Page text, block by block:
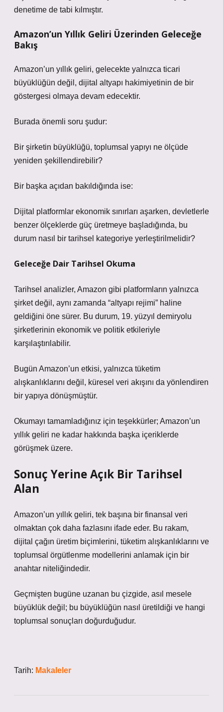
denetime de tabi kılmıştır.
Amazon’un Yıllık Geliri Üzerinden Geleceğe
Bakış
Amazon’un yıllık geliri, gelecekte yalnızca ticari
büyüklüğün değil, dijital altyapı hakimiyetinin de bir
göstergesi olmaya devam edecektir.
Burada önemli soru şudur:
Bir şirketin büyüklüğü, toplumsal yapıyı ne ölçüde
yeniden şekillendirebilir?
Bir başka açıdan bakıldığında ise:
Dijital platformlar ekonomik sınırları aşarken, devletlerle
benzer ölçeklerde güç üretmeye başladığında, bu
durum nasıl bir tarihsel kategoriye yerleştirilmelidir?
Geleceğe Dair Tarihsel Okuma
Tarihsel analizler, Amazon gibi platformların yalnızca
şirket değil, aynı zamanda “altyapı rejimi” haline
geldiğini öne sürer. Bu durum, 19. yüzyıl demiryolu
şirketlerinin ekonomik ve politik etkileriyle
karşılaştırılabilir.
Bugün Amazon’un etkisi, yalnızca tüketim
alışkanlıklarını değil, küresel veri akışını da yönlendiren
bir yapıya dönüşmüştür.
Okumayı tamamladığınız için teşekkürler; Amazon’un
yıllık geliri ne kadar hakkında başka içeriklerde
görüşmek üzere.
Sonuç Yerine Açık Bir Tarihsel
Alan
Amazon’un yıllık geliri, tek başına bir finansal veri
olmaktan çok daha fazlasını ifade eder. Bu rakam,
dijital çağın üretim biçimlerini, tüketim alışkanlıklarını ve
toplumsal örgütlenme modellerini anlamak için bir
anahtar niteliğindedir.
Geçmişten bugüne uzanan bu çizgide, asıl mesele
büyüklük değil; bu büyüklüğün nasıl üretildiği ve hangi
toplumsal sonuçları doğurduğudur.
Tarih: Makaleler